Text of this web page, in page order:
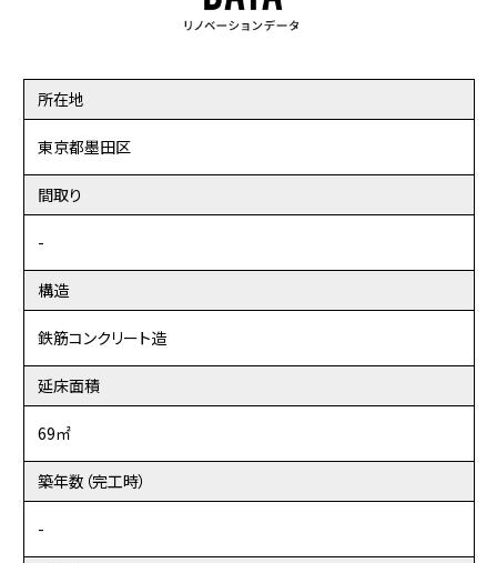
所在地
東京都墨田区
間取り
-
構造
鉄筋コンクリート造
延床面積
69㎡
築年数（完工時）
-